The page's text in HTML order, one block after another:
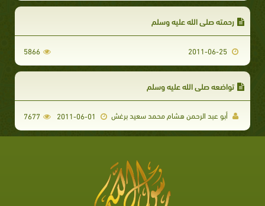
رحمته صلى الله عليه وسلم
5866
تواضعه صلى الله عليه وسلم
أبو عبد الرحمن هشام محمد سعيد برغش 7677